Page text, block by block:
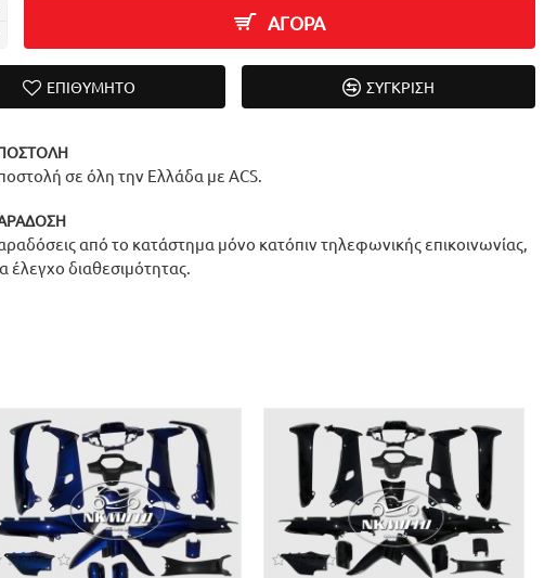
ΑΓΟΡΑ
ΕΠΙΘΥΜΗΤΌ ΣΎΓΚΡΙΣΗ
σε όλη την Ελλάδα με ACS.
από το κατάστημα μόνο κατόπιν τηλεφωνικής επικοινωνίας,
έλεγχο διαθεσιμότητας.